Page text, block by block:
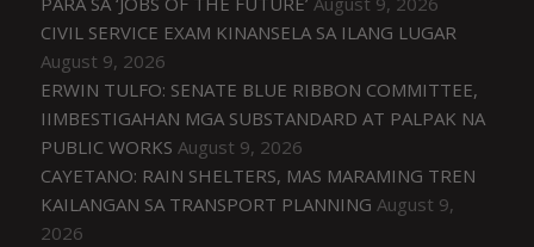
CIVIL SERVICE EXAM KINANSELA SA ILANG LUGAR
August 9, 2026
ERWIN TULFO: SENATE BLUE RIBBON COMMITTEE,
IIMBESTIGAHAN MGA SUBSTANDARD AT PALPAK NA
PUBLIC WORKS August 9, 2026
CAYETANO: RAIN SHELTERS, MAS MARAMING TREN
KAILANGAN SA TRANSPORT PLANNING August 9,
2026